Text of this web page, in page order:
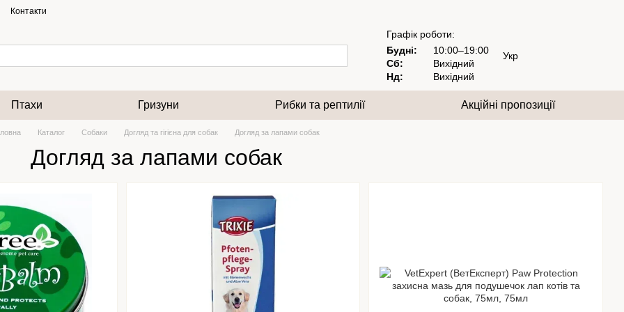
Контакти
Графік роботи:
Будні:
10:00–19:00
Сб:
Вихідний
Нд:
Вихідний
Укр
Птахи Гризуни Рибки та рептилії Акційні пропозиції
Каталог Собаки Догляд та гігієна для собак Догляд за лапами собак
Догляд за лапами собак